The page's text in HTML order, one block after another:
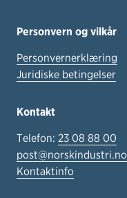
Personvern og vilkår
Personvernerklæring
Juridiske betingelser
Kontakt
Telefon: 23 08 88 00
post@norskindustri.no
Kontaktinfo